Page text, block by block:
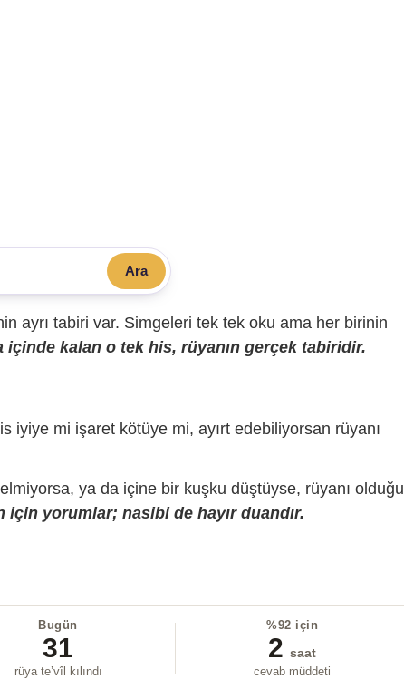
Ara
ayrı tabiri var. Simgeleri tek tek oku ama her birinin
içinde kalan o tek his, rüyanın gerçek tabiridir.
iyiye mi işaret kötüye mi, ayırt edebiliyorsan rüyanı
ya da içine bir kuşku düştüyse, rüyanı olduğu
yorumlar; nasibi de hayır duandır.
Bugün
31
rüya te’vîl kılındı
%92 için
2 saat
cevab müddeti